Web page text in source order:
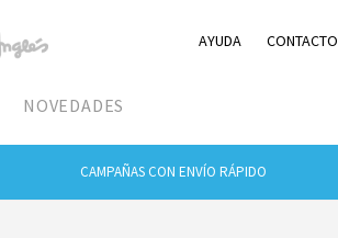
AYUDA CONTACTO
NOVEDADES
CAMPAÑAS CON ENVÍO RÁPIDO